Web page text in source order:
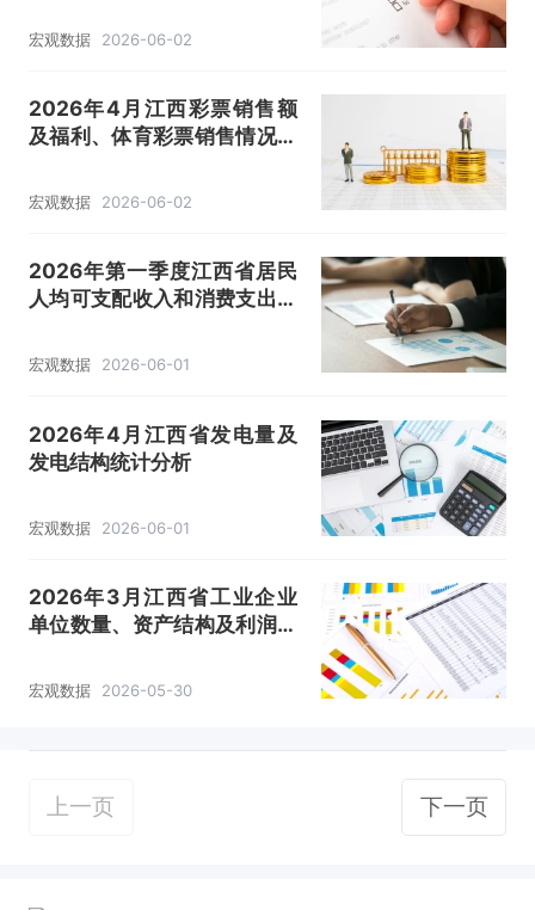
宏观数据 2026-06-02
2026年4月江西彩票销售额
及福利、体育彩票销售情况统
宏观数据 2026-06-02
2026年第一季度江西省居民
人均可支配收入和消费支出情
宏观数据 2026-06-01
2026年4月江西省发电量及
发电结构统计分析
宏观数据 2026-06-01
2026年3月江西省工业企业
单位数量、资产结构及利润统
宏观数据 2026-05-30
上一页 下一页